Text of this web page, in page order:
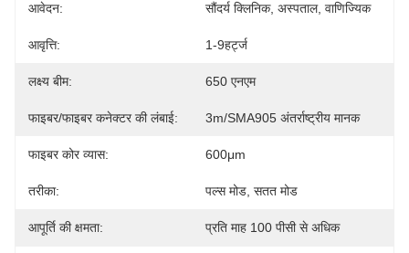
आवेदन: सौंदर्य क्लिनिक, अस्पताल, वाणिज्यिक
आवृत्ति: 1-9हर्ट्ज
लक्ष्य बीम: 650 एनएम
फाइबर/फाइबर कनेक्टर की लंबाई: 3m/SMA905 अंतर्राष्ट्रीय मानक
फाइबर कोर व्यास: 600μm
तरीका: पल्स मोड, सतत मोड
आपूर्ति की क्षमता: प्रति माह 100 पीसी से अधिक